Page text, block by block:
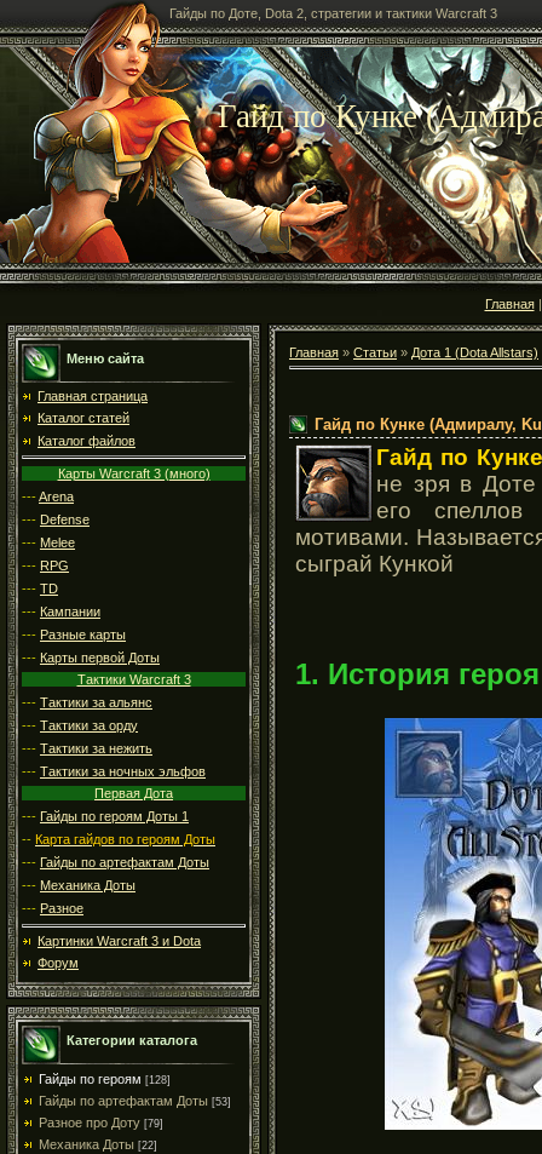
Гайды по Доте, Dota 2, стратегии и тактики Warcraft 3
Гайд по Кунке
Главная
Меню сайта
Главная страница
Каталог статей
Каталог файлов
Карты Warcraft 3 (много)
---Arena
--- Defense
--- Melee
--- RPG
--- TD
--- Кампании
--- Разные карты
--- Карты первой Доты
Тактики Warcraft 3
--- Тактики за альянс
--- Тактики за орду
--- Тактики за нежить
--- Тактики за ночных эльфов
Первая Дота
--- Гайды по героям Доты 1
-- Карта гайдов по героям Доты
--- Гайды по артефактам Доты
--- Механика Доты
--- Разное
Картинки Warcraft 3 и Dota
Форум
Категории каталога
Гайды по героям [128]
Гайды по артефактам Доты [53]
Разное про Доту [79]
Механика Доты [22]
Главная » Статьи » Дота 1 (Dota Allstars)
Гайд по Кунке (Адмиралу,
Гайд по
не зря в
его спеллов
мотивами.
сыграй Кункой
1. История героя